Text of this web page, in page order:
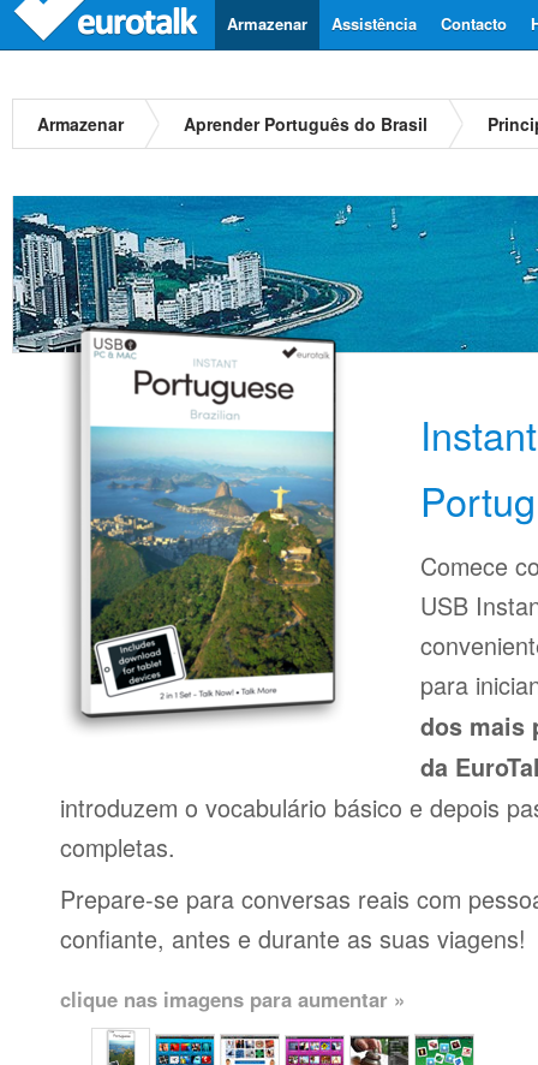
Contacto
Assistência
Armazenar
Armazenar Aprender Português do Brasil
Comece
USB
para
dos mais
da
introduzem o vocabulário básico e depois
completas.
Prepare-se para conversas reais com
confiante, antes e durante as suas viagens!
clique nas imagens para aumentar »